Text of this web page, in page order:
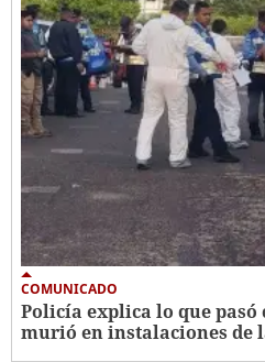
COMUNICADO
Policía explica lo que pasó
murió en instalaciones de